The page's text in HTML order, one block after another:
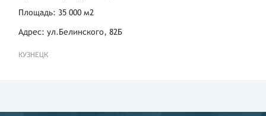
Площадь: 35 000 м2
Адрес: ул.Белинского, 82Б
КУЗНЕЦК